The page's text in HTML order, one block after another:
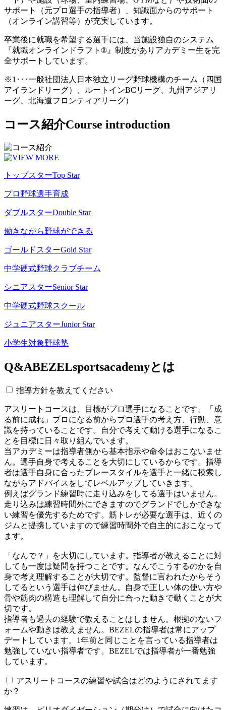
サポート（元プロ選手の指導者）、知識面からのサポート
（オンライン講習等）が充実しています。
卒業後に就職を希望する選手には、当施設独自のシステム
『就職オンラインドラフト®』制度がありアカデミー生を完
全サポートしています。
※1･･･一般社団法人日本独立リーグ野球機構のチーム（四国
アイランドリーグ）、ルートインBCリーグ、九州アジアリ
ーグ、北海道フロンティアリーグ）
コース紹介Course introduction
トップスターTop Star
プロ野球選手育成
ダブルスターDouble Star
働きながら野球ができる
ゴールドスターGold Star
中学硬式野球クラブチーム
シニアスターSenior Star
中学硬式野球スクール
ジュニアスターJunior Star
小学生対象野球塾
Q&ABEZELsportsacademyとは
指導方針を教えてください
アスリートコースは、目標がプロ選手になることです。「成
る前に成れ」プロになる前からプロ選手の考え方、行動、意
識を持っていることです。自分で考えて動ける選手になるこ
とを目標に日々取り組んでいます。
当アカデミーは指導者側から基本指示や命令はおこないませ
ん。選手自身で考えることを大切にしているからです。指導
者は選手自身に合ったプレースタイルを選手と一緒に模索し
ながらアドバイスをしてレベルアップしていきます。
例えばグランド練習時に走り込みをしてる選手はいません。
走り込みは練習時間外にできますのでグランドでしかできな
い練習を優先するためです。筋トレが必要な選手は、近くの
ジムと提携していますので練習時間外で自主的におこなって
ます。
「なんで？」を大切にしています。指導者が教えることに対
しても一度は疑問を持つことです。なんでこうするのかを自
身で考え理解することが大切です。監督に言われたからそう
してるという選手は伸びません。自身で正しい体の使い方や
骨や筋肉の構造も理解して自分に合った動きで動くことが大
切です。
指導者も過去の経験で教えることはしません。根拠のないフ
ォームや動きは教えません。BEZELの指導者は常にアップ
デートしています。1年前と同じことを言っている指導者は
勉強していない指導者です。BEZELでは指導者が一番勉強
しています。
アスリートコースの練習や試合はどのようにされてます
か？